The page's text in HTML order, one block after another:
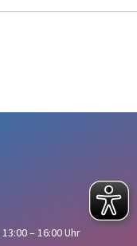
13:00 – 16:00 Uhr